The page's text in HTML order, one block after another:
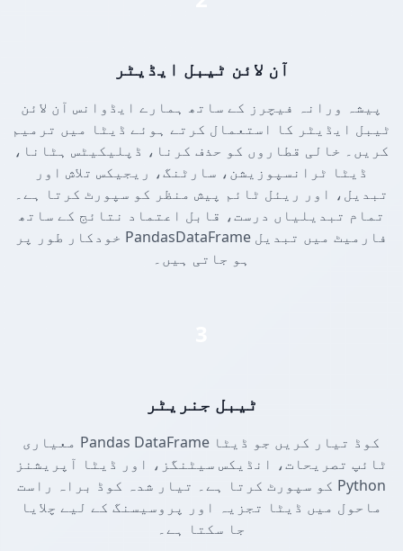
آن لائن ٹیبل ایڈیٹر
پیشہ ورانہ فیچرز کے ساتھ ہمارے ایڈوانس آن لائن
ٹیبل ایڈیٹر کا استعمال کرتے ہوئے ڈیٹا میں ترمیم
کریں۔ خالی قطاروں کو حذف کرنا، ڈپلیکیٹس ہٹانا،
ڈیٹا ٹرانسپوزیشن، سارٹنگ، ریجیکس تلاش اور
تبدیل، اور ریئل ٹائم پیش منظر کو سپورٹ کرتا ہے۔
تمام تبدیلیاں درست، قابل اعتماد نتائج کے ساتھ
خودکار طور پر PandasDataFrame فارمیٹ میں تبدیل
ہو جاتی ہیں۔
ٹیبل جنریٹر
معیاری Pandas DataFrame کوڈ تیار کریں جو ڈیٹا
ٹائپ تصریحات، انڈیکس سیٹنگز، اور ڈیٹا آپریشنز
کو سپورٹ کرتا ہے۔ تیار شدہ کوڈ براہ راست Python
ماحول میں ڈیٹا تجزیہ اور پروسیسنگ کے لیے چلایا
جا سکتا ہے۔